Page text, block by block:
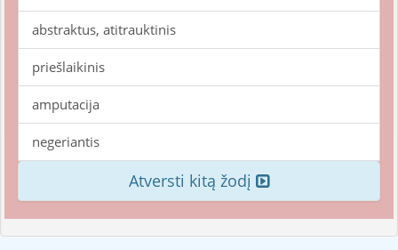
abstraktus, atitrauktinis
priešlaikinis
amputacija
negeriantis
Atversti kitą žodį